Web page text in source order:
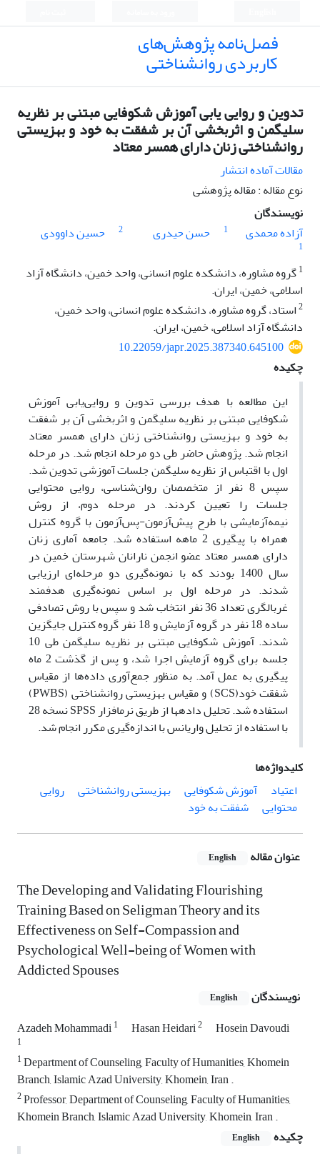
فصل‌نامه پژوهش‌های
کاربردی روانشناختی
تدوین و روایی یابی آموزش شکوفایی مبتنی بر نظریه
سلیگمن و اثربخشی آن بر شفقت به خود و بهزیستی
روانشناختی زنان دارای همسر معتاد
مقالات آماده انتشار
نوع مقاله : مقاله پژوهشی
نویسندگان
آزاده محمدی
1 حسن حیدری 2 حسین داوودی
1
1گروه مشاوره، دانشکده علوم انسانی، واحد خمین، دانشگاه آزاد
اسلامی، خمین، ایران.
2استاد، گروه مشاوره، دانشکده علوم انسانی، واحد خمین،
دانشگاه آزاد اسلامی، خمین، ایران.
10.22059/japr.2025.387340.645100
چکیده
این مطالعه با هدف بررسی تدوین و روایی‌یابی آموزش
شکوفایی مبتنی بر نظریه سلیگمن و اثربخشی آن بر شفقت
به خود و بهزیستی روانشناختی زنان دارای همسر معتاد‏
انجام شد. پژوهش حاضر طی دو مرحله انجام شد. در مرحله
اول با اقتباس از نظریه سلیگمن جلسات آموزشی تدوین شد.
سپس 8 نفر از متخصصان روان‌شناسی، روایی محتوایی
جلسات را تعیین کردند. در مرحله دوم، از روش
نیمه‌آزمایشی با طرح پیش‌آزمون-پس‌آزمون با گروه کنترل
همراه با پیگیری 2 ماهه استفاده شد. جامعه آماری زنان
دارای همسر معتاد عضو انجمن نارانان شهرستان خمین در
سال 1400 بودند که با نمونه‌گیری دو مرحله‌ای ارزیابی
شدند. در مرحله اول بر اساس نمونه‌گیری هدفمند
غربالگری تعداد 36 نفر انتخاب شد و سپس با روش تصادفی
ساده 18 نفر در گروه آزمایش و 18 نفر گروه کنترل جایگزین
شدند. آموزش شکوفایی مبتنی بر نظریه سلیگمن طی 10
جلسه برای گروه آزمایش اجرا شد، و پس از گذشت 2 ماه
پیگیری به عمل آمد. به‌ منظور جمع‌آوری داده‌ها از مقیاس
شفقت خود(SCS) و مقیاس بهزیستی روانشناختی (PWBS)
استفاده شد. تحلیل داده‏ها از طریق نرم‏افزار SPSS نسخه 28
با استفاده از تحلیل واریانس با اندازه‌گیری مکرر انجام شد.
کلیدواژه‌ها
اعتیاد
آموزش شکوفایی بهزیستی روانشناختی
روایی
محتوایی
شفقت به خود
عنوان مقاله English
The Developing and Validating Flourishing
Training Based on Seligman Theory and its
Effectiveness on Self-Compassion and
Psychological Well-being of Women with
Addicted Spouses
نویسندگان English
Azadeh Mohammadi1 Hasan Heidari2 Hosein Davoudi
1
1Department of Counseling, Faculty of Humanities, Khomein
Branch, Islamic Azad University, Khomein, Iran .
2Professor, Department of Counseling, Faculty of Humanities,
Khomein Branch, Islamic Azad University, Khomein, Iran .
چکیده
English